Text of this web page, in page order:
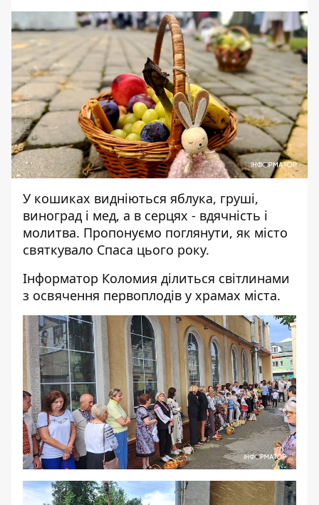
У кошиках видніються яблука, груші,
виноград і мед, а в серцях - вдячність і
молитва. Пропонуємо поглянути, як місто
святкувало Спаса цього року.
Інформатор Коломия ділиться світлинами
з освячення первоплодів у храмах міста.